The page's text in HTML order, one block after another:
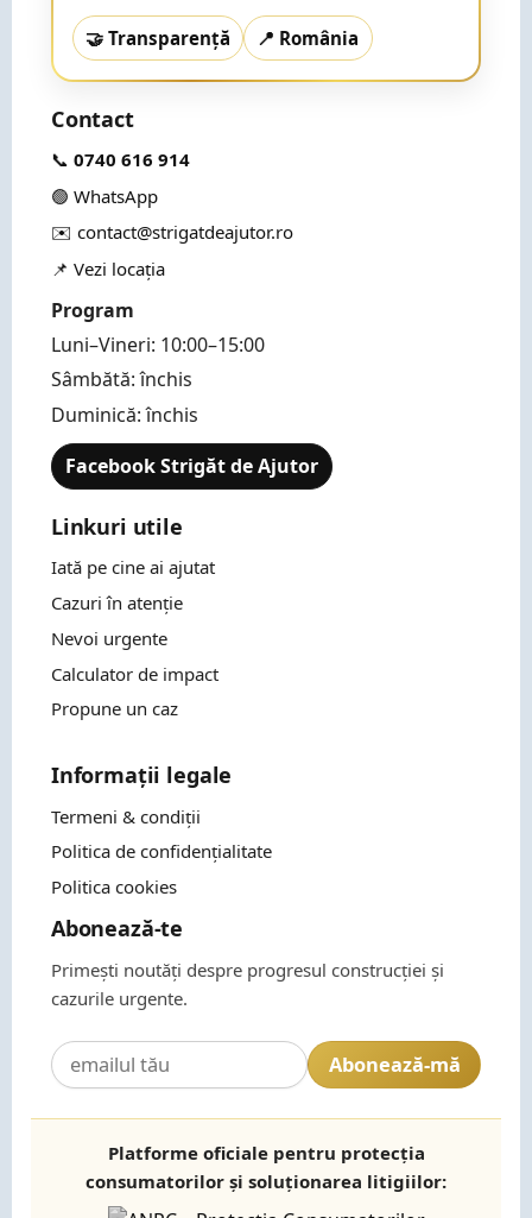
🤝 Transparență 📍 România
Contact
📞 0740 616 914
🟢 WhatsApp
✉️ contact@strigatdeajutor.ro
📌 Vezi locația
Program
Luni–Vineri: 10:00–15:00
Sâmbătă: închis
Duminică: închis
Facebook Strigăt de Ajutor
Linkuri utile
Iată pe cine ai ajutat
Cazuri în atenție
Nevoi urgente
Calculator de impact
Propune un caz
Informații legale
Termeni & condiții
Politica de confidențialitate
Politica cookies
Abonează-te
Primești noutăți despre progresul construcției și
cazurile urgente.
Abonează-mă
Platforme oficiale pentru protecția
consumatorilor și soluționarea litigiilor: